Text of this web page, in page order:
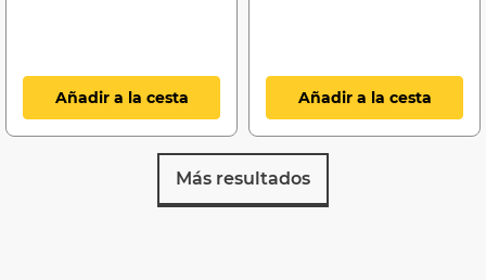
Añadir a la cesta Añadir a la cesta
Más resultados